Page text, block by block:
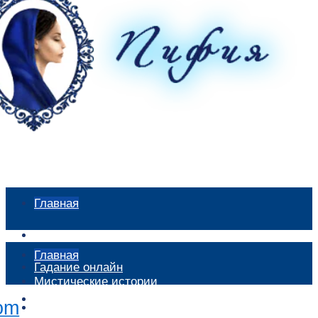
Главная
Гадание онлайн
Главная
Мистические истории